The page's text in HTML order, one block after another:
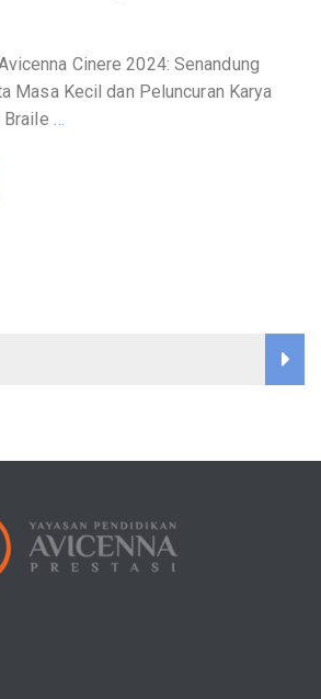
Cinere 2024: Senandung
Masa Kecil dan Peluncuran Karya
…